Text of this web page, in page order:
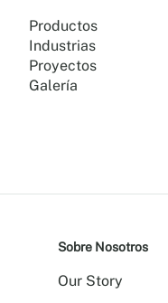
Productos
Industrias
Proyectos
Galería
Sobre Nosotros
Our Story